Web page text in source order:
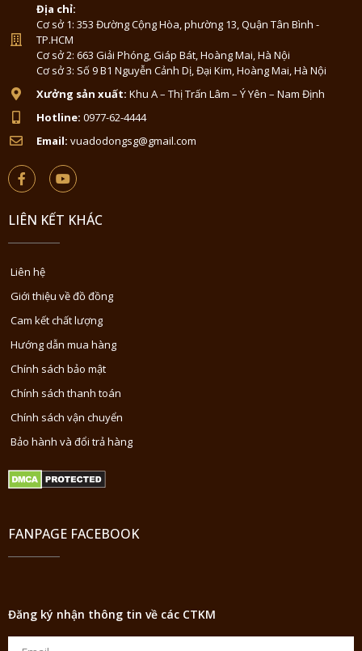
Địa chỉ:
Cơ sở 1: 353 Đường Cộng Hòa, phường 13, Quận Tân Bình -
TP.HCM
Cơ sở 2: 663 Giải Phóng, Giáp Bát, Hoàng Mai, Hà Nội
Cơ sở 3: Số 9 B1 Nguyễn Cảnh Dị, Đại Kim, Hoàng Mai, Hà Nội
Xưởng sản xuất: Khu A – Thị Trấn Lâm – Ý Yên – Nam Định
Hotline: 0977-62-4444
Email: vuadodongsg@gmail.com
LIÊN KẾT KHÁC
Liên hệ
Giới thiệu về đồ đồng
Cam kết chất lượng
Hướng dẫn mua hàng
Chính sách bảo mật
Chính sách thanh toán
Chính sách vận chuyển
Bảo hành và đổi trả hàng
FANPAGE FACEBOOK
Đăng ký nhận thông tin về các CTKM